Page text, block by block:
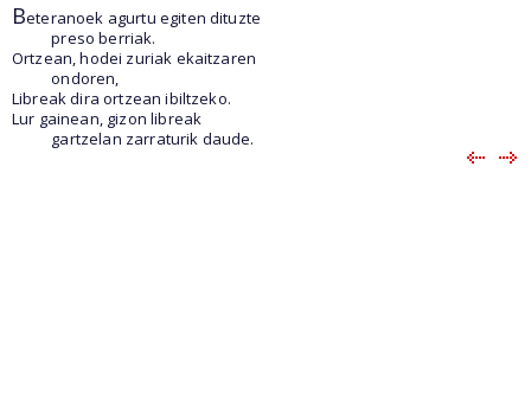
Beteranoek agurtu egiten dituzte
preso berriak.
Ortzean, hodei zuriak ekaitzaren
ondoren,
Libreak dira ortzean ibiltzeko.
Lur gainean, gizon libreak
gartzelan zarraturik daude.